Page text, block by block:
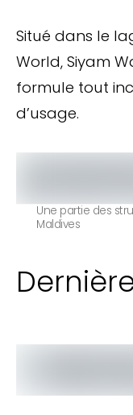
Situé dans le
World, Siyam
formule tout
d’usage.
Une partie des
Maldives